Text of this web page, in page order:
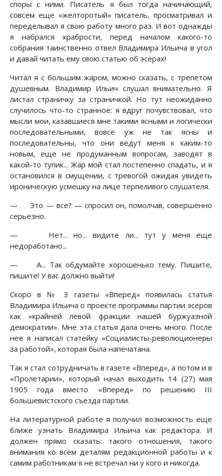
споры с ними. Писатель я был тогда начинающий,
совсем еще «желторотый» писатель, просматривал и
переделывал я свою работу много раз. И вот однажды
я набрался храбрости, перед началом какого-то
собрания таинственно отвел Владимира Ильича в угол
и давай читать ему свою статью об эсерах!
Читал я с большим жаром, можно сказать, с трепетом
душевным. Владимир Ильич слушал внимательно. Я
листал страничку за страничкой. Но тут неожиданно
случилось что-то странное: я вдруг почувствовал, что
мысли мои, казавшиеся мне такими ясными и логически
последовательными, вовсе уж не так ясны и
последовательны, что они ведут меня к каким-то
новым, еще не продуманным вопросам, заводят в
какой-то тупик... Жар мой стал постепенно спадать, и я
остановился в смущении, с тревогой ожидая увидеть
ироническую усмешку на лице терпеливого слушателя.
— Это — все? — спросил он, помолчав, совершенно
серьезно.
— Нет... но... видите ли... тут у меня еще
недоработано...
— А... Так обдумайте хорошенько тему. Пишите,
пишите! У вас должно выйти!
Скоро в № 3 газеты «Вперед» появилась статья
Владимира Ильича о проекте программы партии эсеров
как «крайней левой фракции нашей буржуазной
демократии». Мне эта статья дала очень много. После
нее я написал статейку «Социалисты-революционеры
за работой», которая была напечатана.
Так я стал сотрудничать в газете «Вперед», а потом и в
«Пролетарии», который начал выходить 14 (27) мая
1905 года вместо «Вперед» по решению III
большевистского съезда партии.
На литературной работе я получил возможность еще
ближе узнать Владимира Ильича как редактора. И
должен прямо сказать: такого отношения, такого
внимания ко всем деталям редакционной работы и к
самим работникам я не встречал ни у кого и никогда.